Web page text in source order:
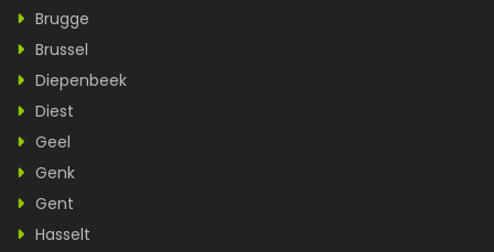
Brugge
Brussel
Diepenbeek
Diest
Geel
Genk
Gent
Hasselt